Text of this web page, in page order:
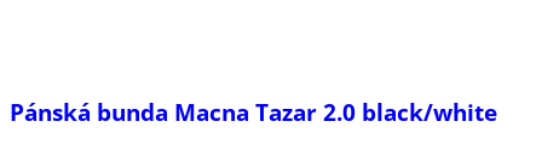
Pánská bunda Macna Tazar 2.0 black/white